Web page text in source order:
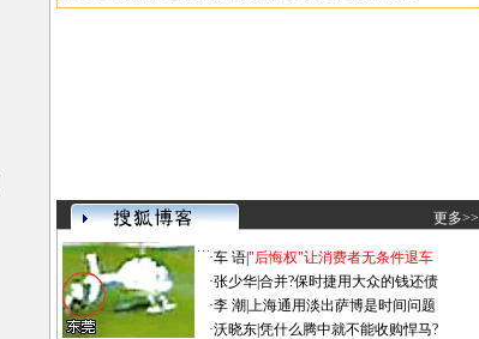
更多>>
·车 语|"后悔权"让消费者无条件退车
·张少华|合并?保时捷用大众的钱还债
·李 潮 上海通用淡出萨博是时间问题
·沃晓东|凭什么腾中就不能收购悍马?